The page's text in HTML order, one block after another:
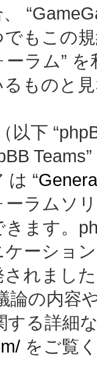
もこの
ーラム”
ものと
以下
は “
ーラムソ
ます。
ーショ
れまし
論の内容
する詳細
をご覧